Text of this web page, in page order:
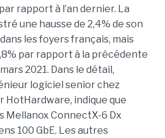
rapport à l’an dernier. La
une hausse de 2,4% de son
les foyers français, mais
par rapport à la précédente
2021. Dans le détail,
logiciel senior chez
indique que
Mellanox ConnectX-6 Dx
100 GbE. Les autres